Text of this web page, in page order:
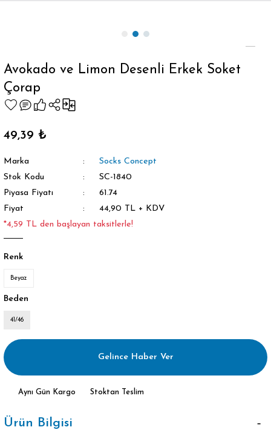
Avokado ve Limon Desenli Erkek Soket
Çorap
49,39 ₺
Marka
Socks Concept
Stok Kodu
SC-1840
Piyasa Fiyatı
61.74
Fiyat
44,90 TL + KDV
*4,59 TL den başlayan taksitlerle!
Renk
Beyaz
Beden
41/46
Gelince Haber Ver
Aynı Gün Kargo Stoktan Teslim
Ürün Bilgisi